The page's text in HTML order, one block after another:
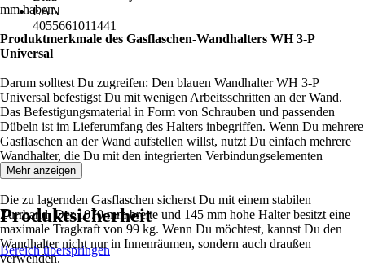
EAN
4055661011441
mm haben.
Produktmerkmale des Gasflaschen-Wandhalters WH 3-P
Universal
Darum solltest Du zugreifen: Den blauen Wandhalter WH 3-P
Universal befestigst Du mit wenigen Arbeitsschritten an der Wand.
Das Befestigungsmaterial in Form von Schrauben und passenden
Dübeln ist im Lieferumfang des Halters inbegriffen. Wenn Du mehrere
Gasflaschen an der Wand aufstellen willst, nutzt Du einfach mehrere
Wandhalter, die Du mit den integrierten Verbindungselementen
koppelst.
Die zu lagernden Gasflaschen sicherst Du mit einem stabilen
Zurrband. Der 1070 mm breite und 145 mm hohe Halter besitzt eine
maximale Tragkraft von 99 kg. Wenn Du möchtest, kannst Du den
Wandhalter nicht nur in Innenräumen, sondern auch draußen
verwenden.
Mehr anzeigen
Produktsicherheit
Bereich überspringen